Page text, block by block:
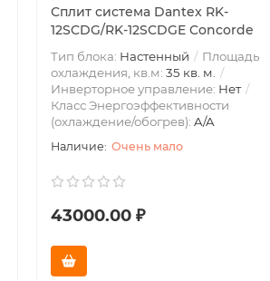
Сплит система Dantex RK-
12SCDG/RK-12SCDGE Concorde
Тип блока: Настенный
Площадь
охлаждения, кв.м: 35 кв. м.
Инверторное управление: Нет
Класс Энергоэффективности
(охлаждение/обогрев): A/A
Очень мало
43000.00 ₽